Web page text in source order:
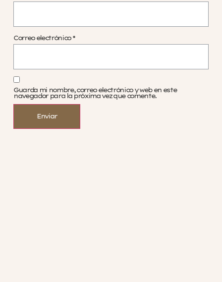
Correo electrónico *
Guarda mi nombre, correo electrónico y web en este
navegador para la próxima vez que comente.